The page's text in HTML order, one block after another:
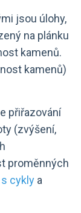
jsou úlohy,
na plánku
kamenů.
kamenů)
přiřazování
(zvýšení,
proměnných
cykly a